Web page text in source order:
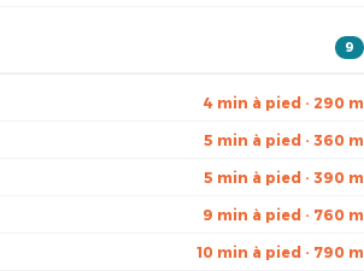
9
4 min à pied · 290 m
5 min à pied · 360 m
5 min à pied · 390 m
9 min à pied · 760 m
10 min à pied · 790 m